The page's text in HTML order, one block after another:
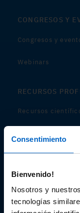
Consentimiento
Bienvenido!
Nosotros y
tecnologías
CONGRESOS Y
Congresos y
Webinars
RECURSOS
Recursos
Audiovisual
Espacio de